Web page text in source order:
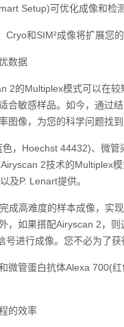
Setup)可优化成像和检测
和SIM²成像将扩展您的
数据
Multiplex‍模式可以在较
合敏感样品。如今，通过
图像，为您的科学问题找到
Hoechst 44432)、微管
2‍技术的Multiplex‍模
及‍P. Lenart‍提供。
高难度的样本成像，实现
，如果搭配Airyscan 2，
号进行成像。您不必为了
管蛋白抗体Alexa 700(红
的效率